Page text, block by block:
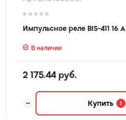
Импульсное реле BIS-411 16 А
В наличии
2 175.44 руб.
Купить 1